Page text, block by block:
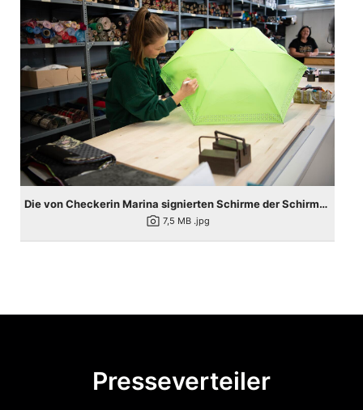
Die von Checkerin Marina signierten Schirme der Schirmreihe Safety können im Herbst auf den doppler Social-Media-Kanälen gewonnen werden.
photo_camera 7,5 MB .jpg
Presseverteiler